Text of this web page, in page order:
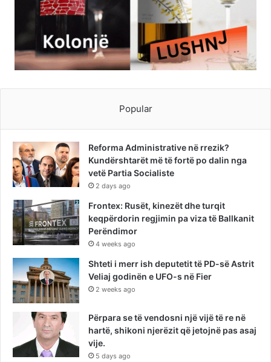
Popular
Reforma Administrative në rrezik?
Kundërshtarët më të fortë po dalin nga
vetë Partia Socialiste
2 days ago
Frontex: Rusët, kinezët dhe turqit
keqpërdorin regjimin pa viza të Ballkanit
Perëndimor
4 weeks ago
Shteti i merr ish deputetit të PD-së Astrit
Veliaj godinën e UFO-s në Fier
2 weeks ago
Përpara se të vendosni një vijë të re në
hartë, shikoni njerëzit që jetojnë pas asaj
vije.
5 days ago